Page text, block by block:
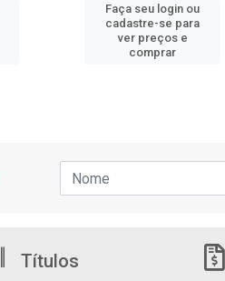
Faça seu login ou
cadastre-se para
ver preços e
comprar
Títulos